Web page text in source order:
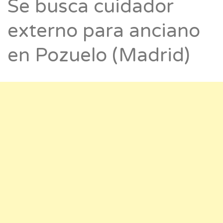
Se busca cuidador
externo para anciano
en Pozuelo (Madrid)